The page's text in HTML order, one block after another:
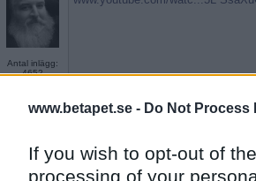
www.betapet.se - Do Not Process
If you wish to opt-out of
processing of your
Antal inlägg:
4652
mistmaster
Are you awake or giving in?!"